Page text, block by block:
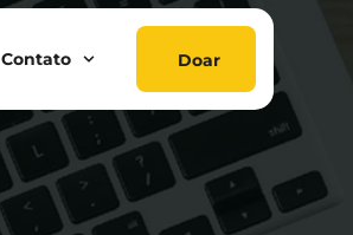
Contato Doar